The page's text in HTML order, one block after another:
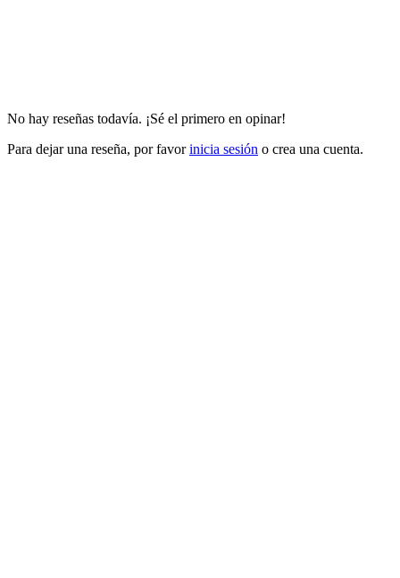
No hay reseñas todavía. ¡Sé el primero en opinar!
Para dejar una reseña, por favorinicia sesión o crea una cuenta.